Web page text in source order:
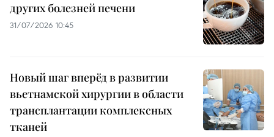
других болезней печени
31/07/2026 10:45
Новый шаг вперёд в развитии
вьетнамской хирургии в области
трансплантации комплексных
тканей